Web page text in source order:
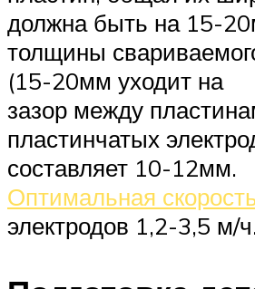
должна быть на 15-
толщины
(15-20мм уходит на
зазор между
пластинчатых
составляет 10-12мм.
Оптимальная
электродов 1,2-3,5 м/